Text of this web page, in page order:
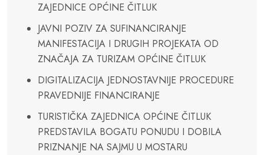
ZAJEDNICE OPĆINE ČITLUK
JAVNI POZIV ZA SUFINANCIRANJE
MANIFESTACIJA I DRUGIH PROJEKATA OD
ZNAČAJA ZA TURIZAM OPĆINE ČITLUK
DIGITALIZACIJA JEDNOSTAVNIJE PROCEDURE
PRAVEDNIJE FINANCIRANJE
TURISTIČKA ZAJEDNICA OPĆINE ČITLUK
PREDSTAVILA BOGATU PONUDU I DOBILA
PRIZNANJE NA SAJMU U MOSTARU